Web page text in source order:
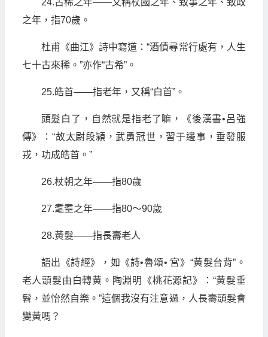
之年，指70歲。
杜甫《曲江》詩中寫道：“酒債尋常行處有，人生
七十古來稀。”亦作“古希”。
25.皓首——指老年，又稱“白首”。
頭髮白了，自然就是指老了嘛，《後漢書•呂強
傳》：“故太尉段潁，武勇冠世，習于邊事，垂發服
戎，功成皓首。”
26.杖朝之年——指80歲
27.耄耋之年——指80～90歲
28.黃髮——指長壽老人
語出《詩經》，如《詩•魯頌• 宮》“黃髮台背”。
老人頭髮由白轉黃。陶淵明《桃花源記》：“黃髮垂
髫，並怡然自樂。”這個我沒有注意過，人長壽頭髮會
變黃嗎？